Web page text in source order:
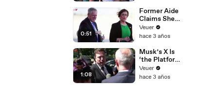
0:51
Former Aide
Claims She
Was Asked to
Make a ‘Hit
Trump
Veuer
hace 3 años
1:08
Musk’s X Is
‘the Platform
With the
Largest Ratio
Veuer
hace 3 años